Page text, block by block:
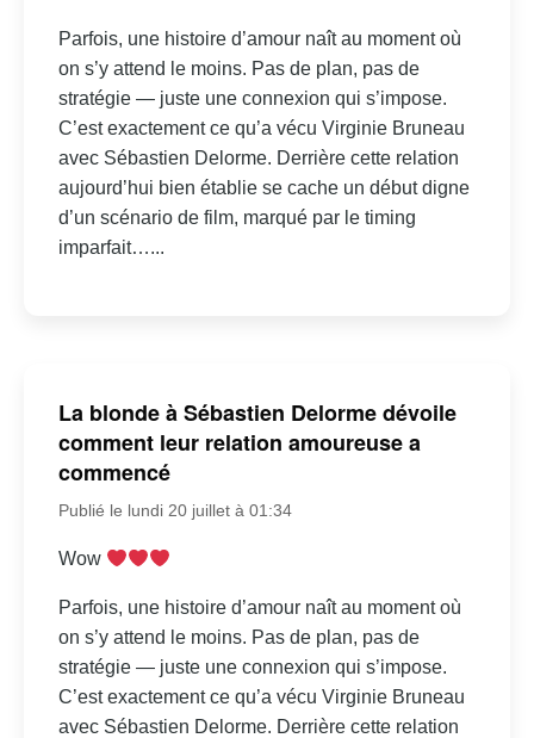
Parfois, une histoire d’amour naît au moment où
on s’y attend le moins. Pas de plan, pas de
stratégie — juste une connexion qui s’impose.
C’est exactement ce qu’a vécu Virginie Bruneau
avec Sébastien Delorme. Derrière cette relation
aujourd’hui bien établie se cache un début digne
d’un scénario de film, marqué par le timing
imparfait…...
La blonde à Sébastien Delorme dévoile
comment leur relation amoureuse a
commencé
Publié le lundi 20 juillet à 01:34
Wow
Parfois, une histoire d’amour naît au moment où
on s’y attend le moins. Pas de plan, pas de
stratégie — juste une connexion qui s’impose.
C’est exactement ce qu’a vécu Virginie Bruneau
avec Sébastien Delorme. Derrière cette relation